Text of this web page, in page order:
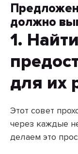
должно
1.
для их
Этот совет
через каждые
делаем это